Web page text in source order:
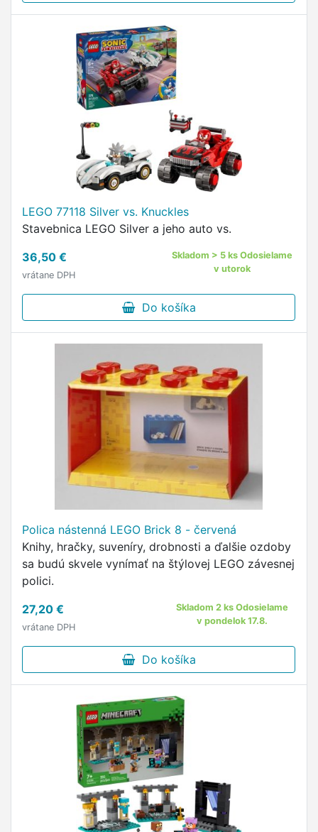
LEGO 77118 Silver vs. Knuckles
Stavebnica LEGO Silver a jeho auto vs.
36,50 €
vrátane DPH
Skladom > 5 ks Odosielame
v utorok
Do košíka
Polica nástenná LEGO Brick 8 - červená
Knihy, hračky, suveníry, drobnosti a ďalšie ozdoby
sa budú skvele vynímať na štýlovej LEGO závesnej
polici.
27,20 €
vrátane DPH
Skladom 2 ks Odosielame
v pondelok 17.8.
Do košíka